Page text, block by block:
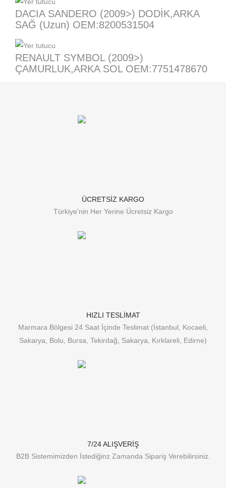
DACIA SANDERO (2009>) DODİK,ARKA
SAĞ (Uzun) OEM:8200531504
RENAULT SYMBOL (2009>)
ÇAMURLUK,ARKA SOL OEM:7751478670
ÜCRETSİZ KARGO
Türkiye'nin Her Yerine Ücretsiz Kargo
HIZLI TESLİMAT
Marmara Bölgesi 24 Saat İçinde Teslimat (İstanbul, Kocaeli,
Sakarya, Bolu, Bursa, Tekirdağ, Sakarya, Kırklareli, Edirne)
7/24 ALIŞVERİŞ
B2B Sistemimizden İstediğinz Zamanda Sipariş Verebilirsiniz.